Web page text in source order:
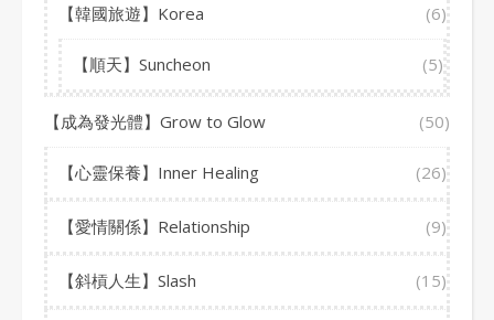
【韓國旅遊】Korea (6)
【順天】Suncheon (5)
【成為發光體】Grow to Glow (50)
【心靈保養】Inner Healing (26)
【愛情關係】Relationship (9)
【斜槓人生】Slash (15)